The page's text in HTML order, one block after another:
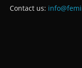
Contact us: